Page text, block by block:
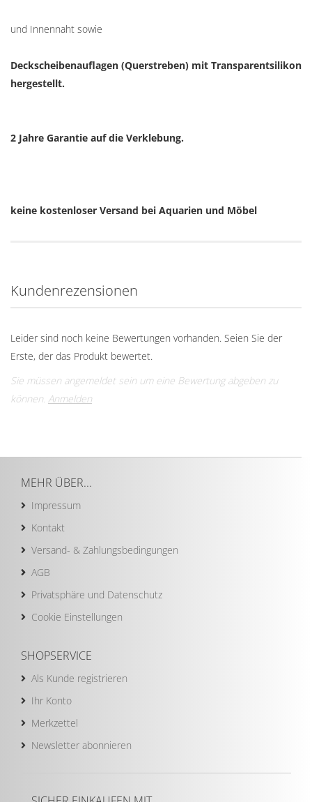
und Innennaht sowie
Deckscheibenauflagen (Querstreben) mit Transparentsilikon
hergestellt.
2 Jahre Garantie auf die Verklebung.
keine kostenloser Versand bei Aquarien und Möbel
Kundenrezensionen
Leider sind noch keine Bewertungen vorhanden. Seien Sie der
Erste, der das Produkt bewertet.
Sie müssen angemeldet sein um eine Bewertung abgeben zu
können. Anmelden
MEHR ÜBER...
Impressum
Kontakt
Versand- & Zahlungsbedingungen
AGB
Privatsphäre und Datenschutz
Cookie Einstellungen
SHOPSERVICE
Als Kunde registrieren
Ihr Konto
Merkzettel
Newsletter abonnieren